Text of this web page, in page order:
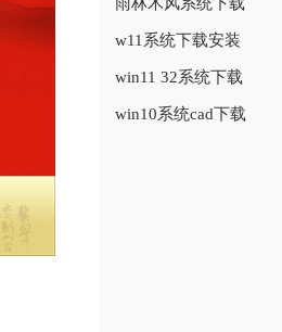
w11系统下载安装
win11 32系统下载
win10系统cad下载